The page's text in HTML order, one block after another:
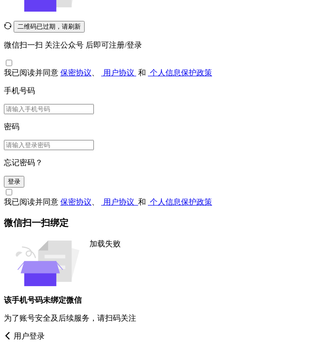
二维码已过期，请刷新
微信扫一扫 关注公众号 后即可注册/登录
我已阅读并同意 保密协议 用户协议 和 个人信息保护政策
手机号码
密码
忘记密码？
登录
我已阅读并同意 保密协议 用户协议 和 个人信息保护政策
微信扫一扫绑定
加载失败
该手机号码未绑定微信
为了账号安全及后续服务，请扫码关注
用户登录